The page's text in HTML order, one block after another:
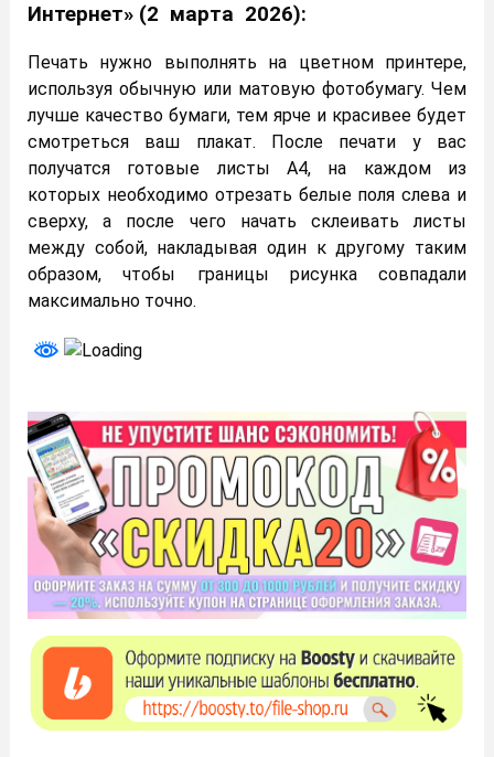
Интернет» (2 марта 2026):
Печать нужно выполнять на цветном принтере,
используя обычную или матовую фотобумагу. Чем
лучше качество бумаги, тем ярче и красивее будет
смотреться ваш плакат. После печати у вас
получатся готовые листы А4, на каждом из
которых необходимо отрезать белые поля слева и
сверху, а после чего начать склеивать листы
между собой, накладывая один к другому таким
образом, чтобы границы рисунка совпадали
максимально точно.